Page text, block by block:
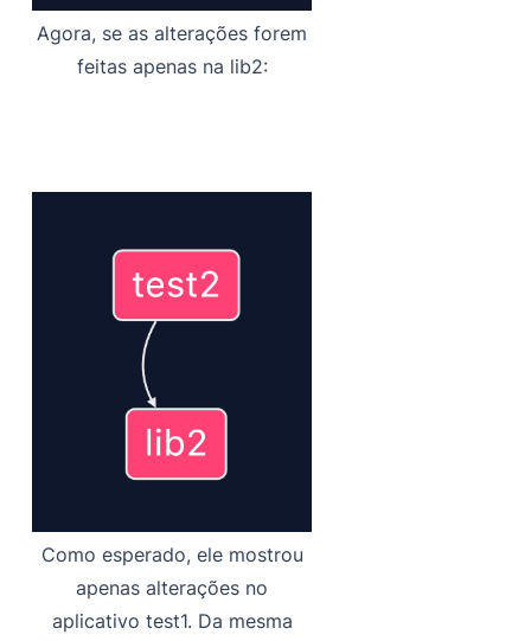
Agora, se as alterações forem
feitas apenas na lib2:
Como esperado, ele mostrou
apenas alterações no
aplicativo test1. Da mesma